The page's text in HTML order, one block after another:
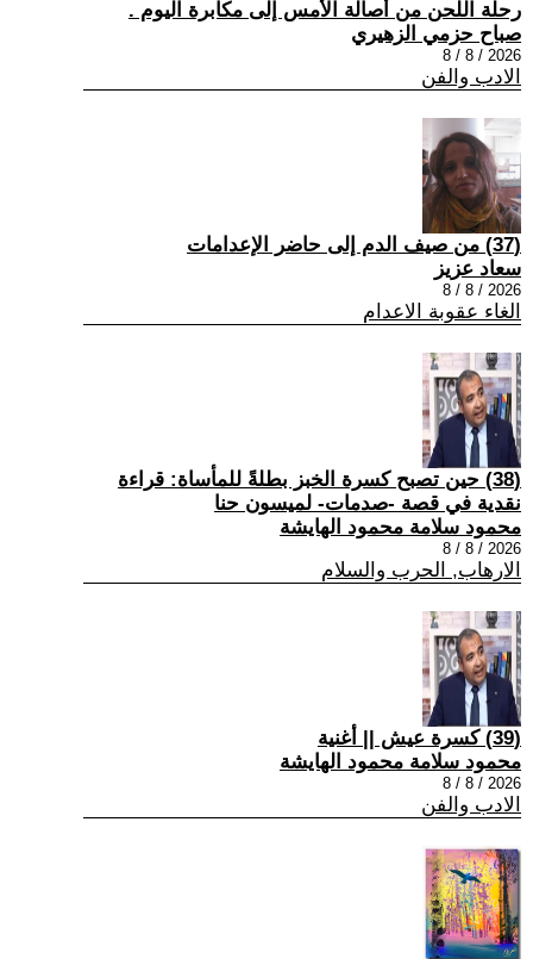
رحلة اللحن من أصالة الأمس إلى مكابرة اليوم .
صباح حزمي الزهيري
2026 / 8 / 8
الادب والفن
(37) من صيف الدم إلى حاضر الإعدامات
سعاد عزيز
2026 / 8 / 8
الغاء عقوبة الاعدام
(38) حين تصبح كسرة الخبز بطلةً للمأساة: قراءة
نقدية في قصة -صدمات- لميسون حنا
محمود سلامة محمود الهايشة
2026 / 8 / 8
الارهاب, الحرب والسلام
(39) كسرة عيش || أغنية
محمود سلامة محمود الهايشة
2026 / 8 / 8
الادب والفن